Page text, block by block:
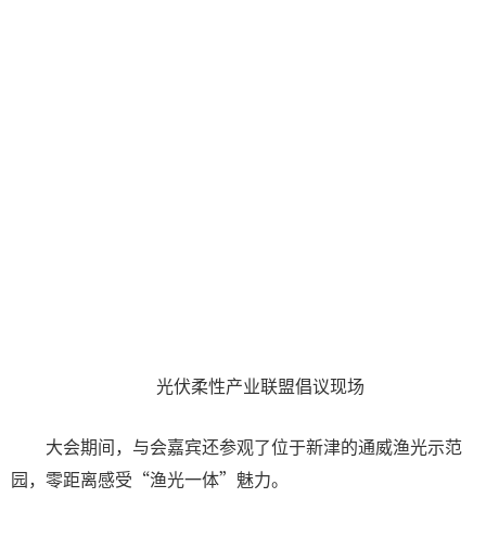
光伏柔性产业联盟倡议现场
大会期间，与会嘉宾还参观了位于新津的通威渔光示范
园，零距离感受“渔光一体”魅力。